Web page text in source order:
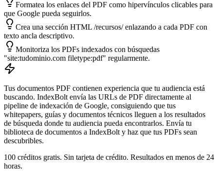
Formatea los enlaces del PDF como hipervínculos clicables para
que Google pueda seguirlos.
Crea una sección HTML /recursos/ enlazando a cada PDF con
texto ancla descriptivo.
Monitoriza los PDFs indexados con búsquedas
"site:tudominio.com filetype:pdf" regularmente.
Tus documentos PDF contienen experiencia que tu audiencia está
buscando. IndexBolt envía las URLs de PDF directamente al
pipeline de indexación de Google, consiguiendo que tus
whitepapers, guías y documentos técnicos lleguen a los resultados
de búsqueda donde tu audiencia pueda encontrarlos. Envía tu
biblioteca de documentos a IndexBolt y haz que tus PDFs sean
descubribles.
100 créditos gratis. Sin tarjeta de crédito. Resultados en menos de 24
horas.